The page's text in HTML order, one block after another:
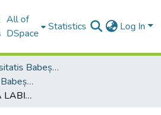
All of
DSpace
Statistics Log In
Studia Universitatis Babeș-Bolyai Collection
Studia Universitatis Babeș-Bolyai Philologia
L'HERITAGE DE LA LABIOVELAIRE DANS LES LANGUES ROMANES : LE CAS DU LAT. COQUERE ‘CUIRE’